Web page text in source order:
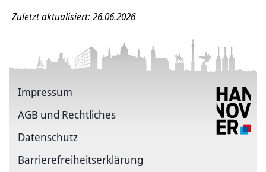
Zuletzt aktualisiert: 26.06.2026
Impressum
AGB und Rechtliches
Datenschutz
Barriere­freiheits­erklärung